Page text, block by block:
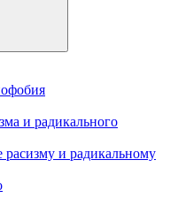
и радикального
расизму и радикальному